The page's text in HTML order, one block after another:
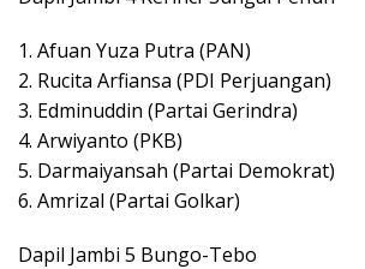
1. Afuan Yuza Putra (PAN)
2. Rucita Arfiansa (PDI Perjuangan)
3. Edminuddin (Partai Gerindra)
4. Arwiyanto (PKB)
5. Darmaiyansah (Partai Demokrat)
6. Amrizal (Partai Golkar)
Dapil Jambi 5 Bungo-Tebo